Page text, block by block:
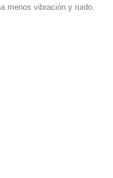
menos vibración y ruido.